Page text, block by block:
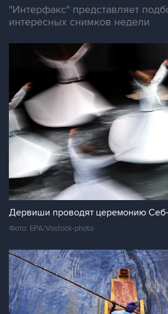
"Интерфакс" представляет
интересных снимков недели
Дервиши проводят церемонию
Фото: EPA/Vostock-photo